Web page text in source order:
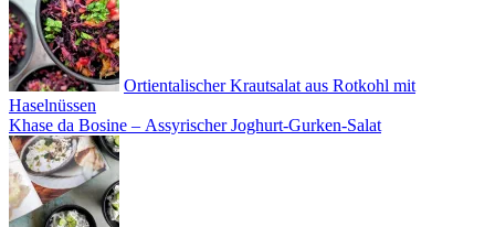
Ortientalischer Krautsalat aus Rotkohl mit
Haselnüssen
Khase da Bosine – Assyrischer Joghurt-Gurken-Salat